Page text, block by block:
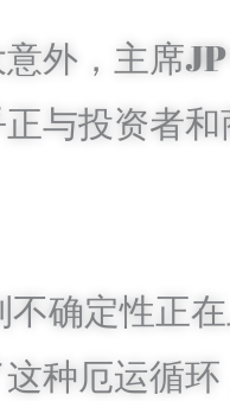
外，主席
与投资者
确定性正
种厄运循